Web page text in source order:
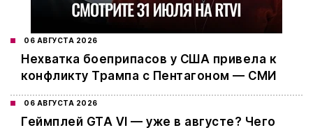
06 АВГУСТА 2026
Нехватка боеприпасов у США привела к
конфликту Трампа с Пентагоном — СМИ
06 АВГУСТА 2026
Геймплей GTA VI — уже в августе? Чего